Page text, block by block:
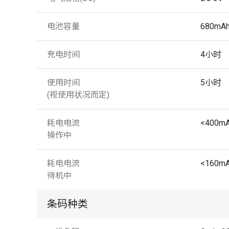
电池容量
充电时间 4小时
使用时间
(视使用状况而定)
5小时
耗电电流
操作中
耗电电流
待机中
条码种类